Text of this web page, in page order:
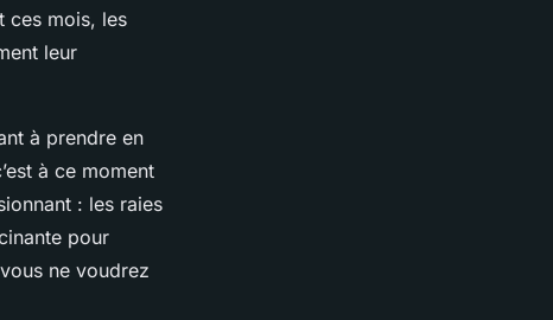
ces mois, les
leur
à prendre en
à ce moment
: les raies
pour
ne voudrez